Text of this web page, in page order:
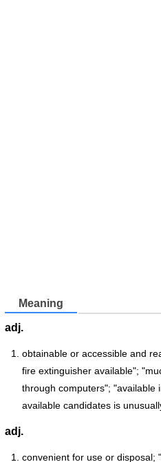
Meaning
adj.
obtainable or accessible and
fire extinguisher available";
through computers"; "available
available candidates is
adj.
convenient for use or disposal;